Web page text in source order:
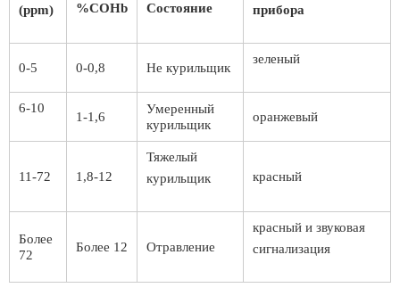
(ppm)
%COHb Состояние
прибора
0-5 0-0,8 Не курильщик
зеленый
6-10
1-1,6
Умеренный
курильщик
оранжевый
11-72 1,8-12
Тяжелый
курильщик
красный
Более
72
Более 12 Отравление
красный и звуковая
сигнализация